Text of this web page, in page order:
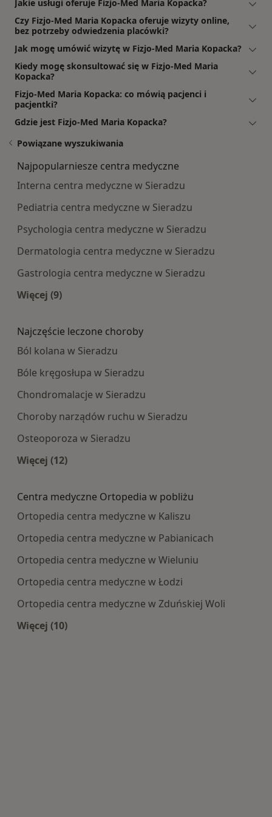
Jakie usługi oferuje Fizjo-Med Maria Kopacka?
Czy Fizjo-Med Maria Kopacka oferuje wizyty online,
bez potrzeby odwiedzenia placówki?
Jak mogę umówić wizytę w Fizjo-Med Maria Kopacka?
Kiedy mogę skonsultować się w Fizjo-Med Maria
Kopacka?
Fizjo-Med Maria Kopacka: co mówią pacjenci i
pacjentki?
Gdzie jest Fizjo-Med Maria Kopacka?
Powiązane wyszukiwania
Najpopularniesze centra medyczne
Interna centra medyczne w Sieradzu
Pediatria centra medyczne w Sieradzu
Psychologia centra medyczne w Sieradzu
Dermatologia centra medyczne w Sieradzu
Gastrologia centra medyczne w Sieradzu
Więcej (9)
Najczęście leczone choroby
Ból kolana w Sieradzu
Bóle kręgosłupa w Sieradzu
Chondromalacje w Sieradzu
Choroby narządów ruchu w Sieradzu
Osteoporoza w Sieradzu
Więcej (12)
Centra medyczne Ortopedia w pobliżu
Ortopedia centra medyczne w Kaliszu
Ortopedia centra medyczne w Pabianicach
Ortopedia centra medyczne w Wieluniu
Ortopedia centra medyczne w Łodzi
Ortopedia centra medyczne w Zduńskiej Woli
Więcej (10)